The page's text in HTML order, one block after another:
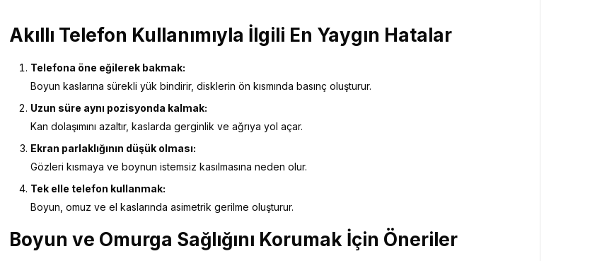
Akıllı Telefon Kullanımıyla İlgili En Yaygın Hatalar
Telefona öne eğilerek bakmak:
Boyun kaslarına sürekli yük bindirir, disklerin ön kısmında basınç oluşturur.
Uzun süre aynı pozisyonda kalmak:
Kan dolaşımını azaltır, kaslarda gerginlik ve ağrıya yol açar.
Ekran parlaklığının düşük olması:
Gözleri kısmaya ve boynun istemsiz kasılmasına neden olur.
Tek elle telefon kullanmak:
Boyun, omuz ve el kaslarında asimetrik gerilme oluşturur.
Boyun ve Omurga Sağlığını Korumak İçin Öneriler
Gezi Bülteni 1 ay önce 8.92k
Manevi Yolculukta Yeni
Dönem
Emirates ile Yazın En Lüks